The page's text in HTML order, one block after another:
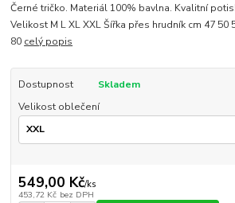
Černé tričko. Materiál 100% bavlna. Kvalitní
Velikost M L XL XXL Šířka přes hrudník cm 47 50
80 celý popis
Dostupnost
Skladem
Velikost oblečení
549,00 Kč/ks
453,72 Kč bez DPH